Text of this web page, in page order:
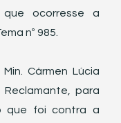
ocorresse a
nº 985.
Cármen Lúcia
para
que foi contra a